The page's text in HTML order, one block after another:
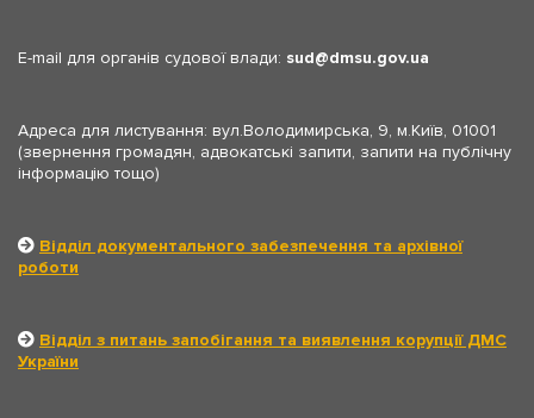
E-mail для органів судової влади: sud dmsu.gov.ua
Адреса для листування: вул.Володимирська, 9, м.Київ, 01001
(звернення громадян, адвокатські запити, запити на публічну
інформацію тощо)
Відділ документального забезпечення та архівної
роботи
Відділ з питань запобігання та виявлення корупції ДМС
України